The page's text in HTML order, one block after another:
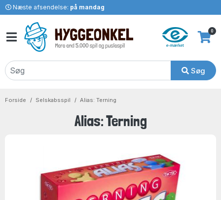
Næste afsendelse: på mandag
Søg
0
Forside Selskabsspil Alias: Terning
Alias: Terning